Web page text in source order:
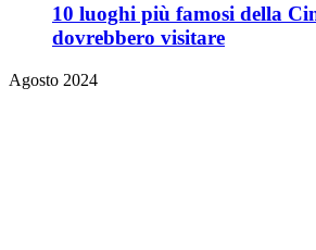
10 luoghi più famosi della
dovrebbero visitare
Agosto 2024